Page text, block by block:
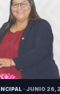
· JUNIO 26,